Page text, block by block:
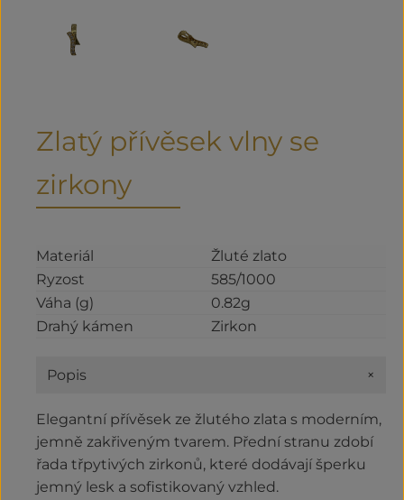
Zlatý přívěsek vlny se
zirkony
Materiál
Žluté zlato
Ryzost
585/1000
Váha (g)
0.82g
Drahý kámen
Zirkon
Popis +
Elegantní přívěsek ze žlutého zlata s moderním,
jemně zakřiveným tvarem. Přední stranu zdobí
řada třpytivých zirkonů, které dodávají šperku
jemný lesk a sofistikovaný vzhled.